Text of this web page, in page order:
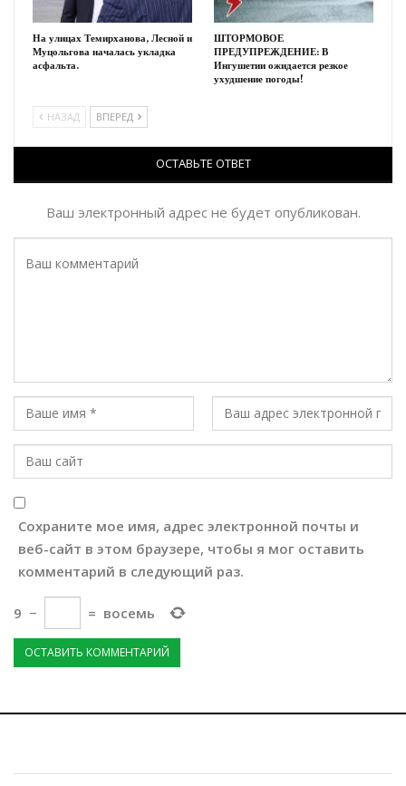
На улицах Темирханова, Лесной и
Муцольгова началась укладка
асфальта.
ШТОРМОВОЕ
ПРЕДУПРЕЖДЕНИЕ: В
Ингушетии ожидается резкое
ухудшение погоды!
НАЗАД ВПЕРЕД
ОСТАВЬТЕ ОТВЕТ
Ваш электронный адрес не будет опубликован.
Сохраните мое имя, адрес электронной почты и
веб-сайт в этом браузере, чтобы я мог оставить
комментарий в следующий раз.
9 − = восемь